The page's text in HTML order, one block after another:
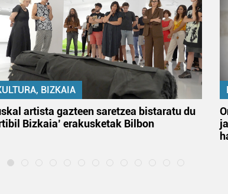
BIZKAIA
artista gazteen saretzea bistaratu du
Bizkaia’ erakusketak Bilbon